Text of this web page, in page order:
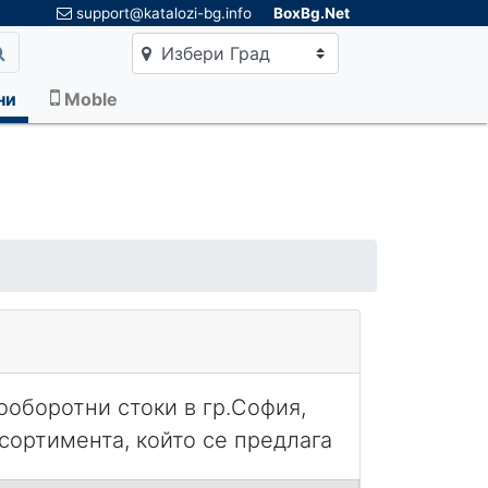
support@katalozi-bg.info BoxBg.Net
Избери Град
Moble
×
стоки в гр.София,
който се предлага